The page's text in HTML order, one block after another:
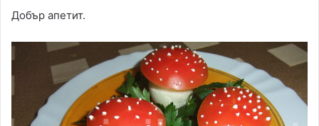
Добър апетит.